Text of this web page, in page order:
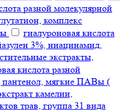
разной молекулярной
комплекс
гиалуроновая кислота
3%, ниацинамид,
экстракты,
кислота разной
пантенол, мягкие ПАВы (
камелии,
трав, группа 31 вида